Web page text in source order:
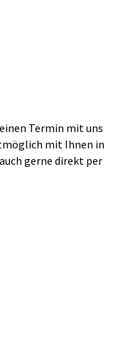
Termin mit uns
mit Ihnen in
gerne direkt per